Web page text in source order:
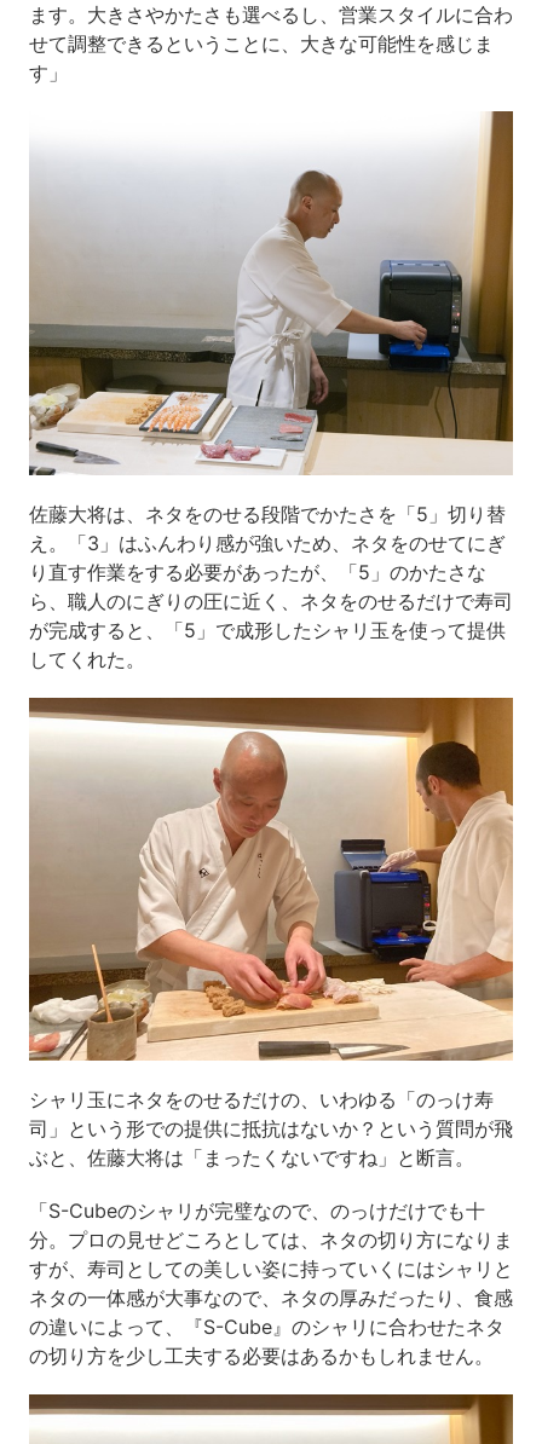
ます。大きさやかたさも選べるし、営業スタイルに合わ
せて調整できるということに、大きな可能性を感じま
す」
佐藤大将は、ネタをのせる段階でかたさを「5」切り替
え。「3」はふんわり感が強いため、ネタをのせてにぎ
り直す作業をする必要があったが、「5」のかたさな
ら、職人のにぎりの圧に近く、ネタをのせるだけで寿司
が完成すると、「5」で成形したシャリ玉を使って提供
してくれた。
シャリ玉にネタをのせるだけの、いわゆる「のっけ寿
司」という形での提供に抵抗はないか？という質問が飛
ぶと、佐藤大将は「まったくないですね」と断言。
「S-Cubeのシャリが完璧なので、のっけだけでも十
分。プロの見せどころとしては、ネタの切り方になりま
すが、寿司としての美しい姿に持っていくにはシャリと
ネタの一体感が大事なので、ネタの厚みだったり、食感
の違いによって、『S-Cube』のシャリに合わせたネタ
の切り方を少し工夫する必要はあるかもしれません。